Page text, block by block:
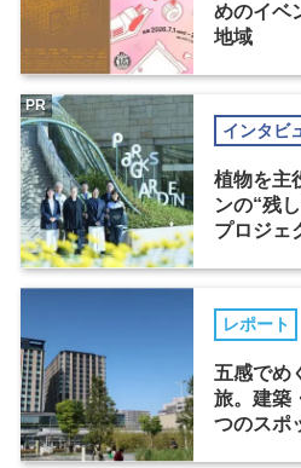
めのイベ
地域
インタビ
植物を主
ンの“残
プロジェ
PR
レポート
五感でめ
旅。建築
つのスポ